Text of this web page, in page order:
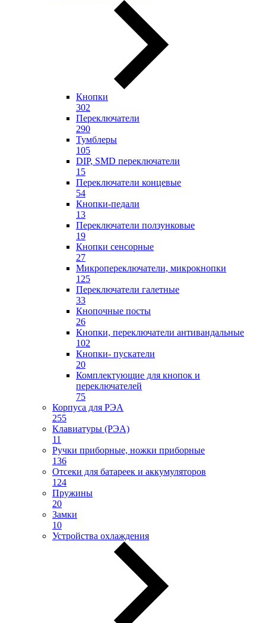
Кнопки
302
Переключатели
290
Тумблеры
105
DIP, SMD переключатели
15
Переключатели концевые
54
Кнопки-педали
13
Переключатели ползунковые
19
Кнопки сенсорные
27
Микропереключатели, микрокнопки
125
Переключатели галетные
33
Кнопочные посты
26
Кнопки, переключатели антивандальные
102
Кнопки- пускатели
20
Комплектующие для кнопок и
переключателей
75
Корпуса для РЭА
255
Клавиатуры (РЭА)
11
Ручки приборные, ножки приборные
136
Отсеки для батареек и аккумуляторов
124
Пружины
20
Замки
10
Устройства охлаждения